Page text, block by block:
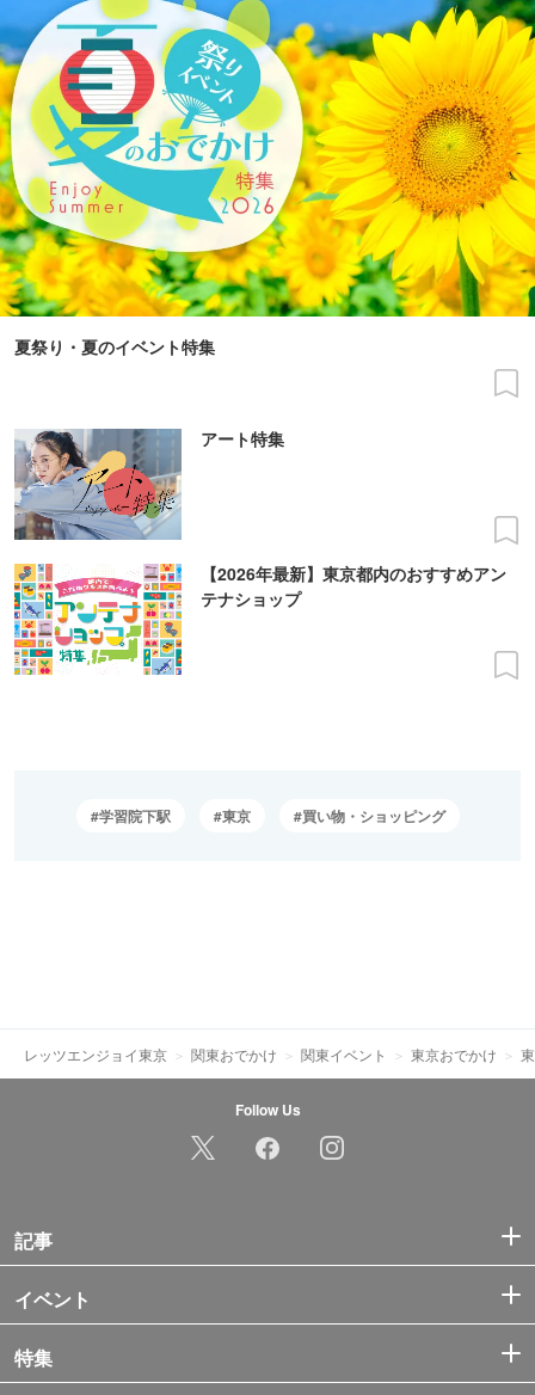
夏祭り・夏のイベント特集
アート特集
【2026年最新】東京都内のおすすめアン
テナショップ
学習院下駅 東京 買い物・ショッピング
レッツエンジョイ東京 関東おでかけ 関東イベント 東京おでかけ
Follow Us
記事
イベント
特集